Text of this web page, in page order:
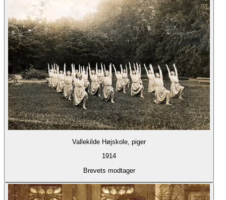
Vallekilde Højskole, piger
1914
Brevets modtager